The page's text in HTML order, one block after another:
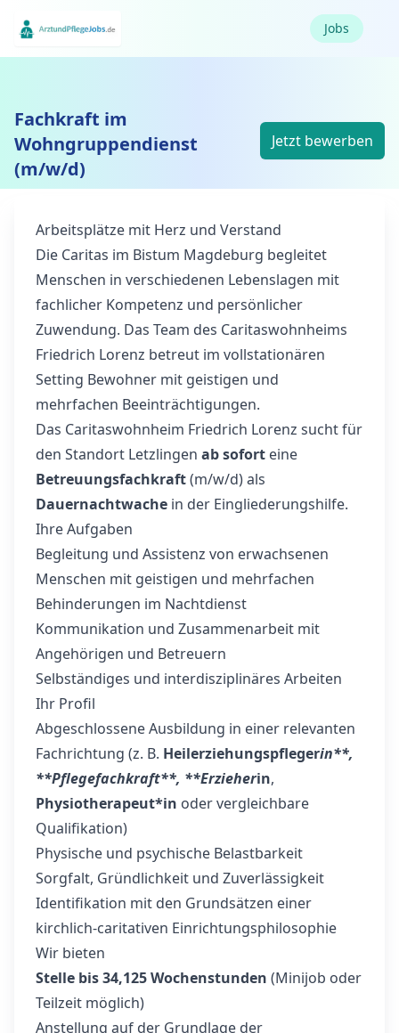
Jobs
Fachkraft im
Wohngruppendienst
(m/w/d)
Jetzt bewerben
Arbeitsplätze mit Herz und Verstand
Die Caritas im Bistum Magdeburg begleitet
Menschen in verschiedenen Lebenslagen mit
fachlicher Kompetenz und persönlicher
Zuwendung. Das Team des Caritaswohnheims
Friedrich Lorenz betreut im vollstationären
Setting Bewohner mit geistigen und
mehrfachen Beeinträchtigungen.
Das Caritaswohnheim Friedrich Lorenz sucht für
den Standort Letzlingen ab sofort eine
Betreuungsfachkraft(m/w/d) als
Dauernachtwache in der Eingliederungshilfe.
Ihre Aufgaben
Begleitung und Assistenz von erwachsenen
Menschen mit geistigen und mehrfachen
Behinderungen im Nachtdienst
Kommunikation und Zusammenarbeit mit
Angehörigen und Betreuern
Selbständiges und interdisziplinäres Arbeiten
Ihr Profil
Abgeschlossene Ausbildung in einer relevanten
Fachrichtung (z. B. Heilerziehungspflegerin**,
**Pflegefachkraft**, **Erzieherin,
Physiotherapeut*in oder vergleichbare
Qualifikation)
Physische und psychische Belastbarkeit
Sorgfalt, Gründlichkeit und Zuverlässigkeit
Identifikation mit den Grundsätzen einer
kirchlich‑caritativen Einrichtungsphilosophie
Wir bieten
Stelle bis 34,125 Wochenstunden (Minijob oder
Teilzeit möglich)
Anstellung auf der Grundlage der